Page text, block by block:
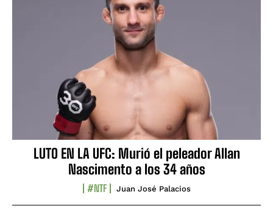
LUTO EN LA UFC: Murió el peleador Allan
Nascimento a los 34 años
#NTF Juan José Palacios